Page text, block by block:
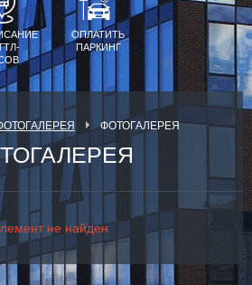
ОПЛАТИТЬ
ПАРКИНГ
ФОТОГАЛЕРЕЯ
не найден